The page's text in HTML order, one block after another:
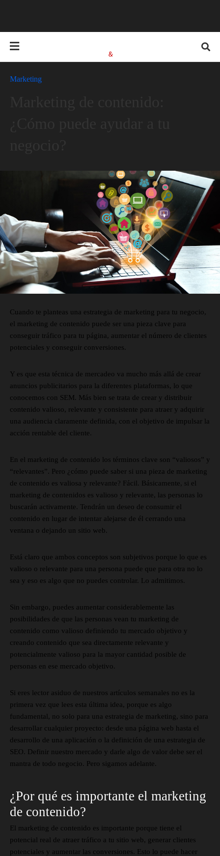
Marketing
Cuando te planteas una estrategia de marketing para tu negocio,
el marketing de contenido puede ser una pieza clave para
conseguir tráfico para tu página, aumentar el número de clientes
potenciales y conseguir conversiones.
Y es que esta técnica de mercadeo va mucho más allá de crear
anuncios publicitarios para la diferentes plataformas, lo que
conocemos con SEM. Más bien se trata de crear y distribuir
contenido valioso, relevante y consistente para atraer y adquirir
una audiencia claramente definida, con el objetivo de impulsar la
acción rentable del cliente.
En el marketing de contenido los términos clave son “valiosos” y
“relevantes”. Pero ¿cómo puede saber si una pieza de marketing
de contenido es valiosa y relevante? Fácil. Básicamente, si el
marketing de contenidos es valioso y relevante, las personas lo
buscarán activamente. Tendrán un deseo de consumir el
contenido en lugar de intentar alejarse de él cerrando una
ventana o dejando un sitio web.
Está claro que ambos conceptos son subjetivos porque lo que es
valioso o relevante para una persona puede que para otra no lo
sea y eso es algo que no puedes controlar. Lo admitimos.
Sin embargo, puedes aumentar considerablemente las
posibilidades de que las personas vean tu marketing de
contenido como valioso definiendo tu mercado objetivo y
creando contenido que sea directamente relevante y
potencialmente valioso para la mayor cantidad posible de
personas en ese mercado objetivo.
Si eres lector asiduo de nuestros artículos semanales no es la
primera vez que lees esta última idea, porque es algo
fundamental, no solo para una estrategia de marketing, sino para
desarrollar cualquier proyecto: desde una página web hasta el
desarrollo de una aplicación o la definición de una estrategia de
SEO. Definir nuestro mercado y darle algo de valor debe ser el
mantra de todo negocio. Pero sigamos adelante.
¿Por qué es importante el marketing
de contenido?
El marketing de contenido es importante porque tiene el
potencial real de atraer tráfico a tu sitio web, generar clientes
potenciales y aumentar las conversiones. Esto lo puede hacer